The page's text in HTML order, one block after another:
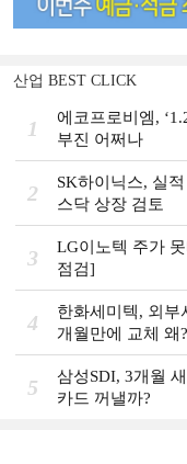
산업 BEST CLICK
1
에코프로비엠,
부진 어쩌나
2
SK하이닉스, 실
스닥 상장 검토
3
LG이노텍 주가
점검]
4
한화세미텍, 외부
개월만에 교체 왜?
5
삼성SDI, 3개월
카드 꺼낼까?